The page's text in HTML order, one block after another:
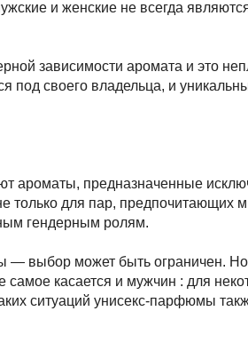
и женские не всегда
зависимости аромата и это
под своего владельца, и
ароматы, предназначенные
для пар, предпочитающих
гендерным ролям.
— выбор может быть ограничен.
самое касается и мужчин : для
ситуаций унисекс-парфюмы